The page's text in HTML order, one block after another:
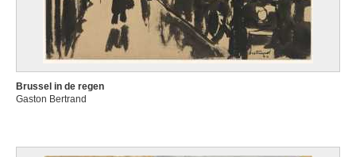
Brussel in de regen
Gaston Bertrand